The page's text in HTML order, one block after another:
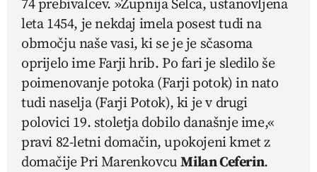
leta 1454, je nekdaj imela posest tudi na
območju naše vasi, ki se je je sčasoma
oprijelo ime Farji hrib. Po fari je sledilo še
poimenovanje potoka (Farji potok) in nato
tudi naselja (Farji Potok), ki je v drugi
polovici 19. stoletja dobilo današnje ime,«
pravi 82-letni domačin, upokojeni kmet z
domačije Pri MarenkovcuMilan Ceferin.